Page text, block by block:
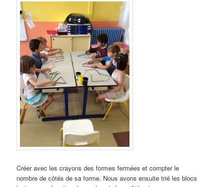
Créer avec les crayons des formes fermées et compter le
nombre de côtés de sa forme. Nous avons ensuite trié les blocs